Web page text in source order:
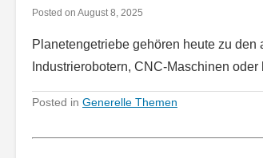
Posted on August 8, 2025
Planetengetriebe gehören heute zu
Industrierobotern, CNC-Maschinen
Posted in Generelle Themen